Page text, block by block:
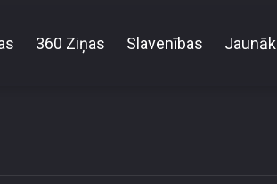
360 Ziņas Slavenības